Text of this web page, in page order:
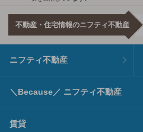
不動産・住宅情報のニフティ不動産
ニフティ不動産
＼Because／ ニフティ不動産
賃貸